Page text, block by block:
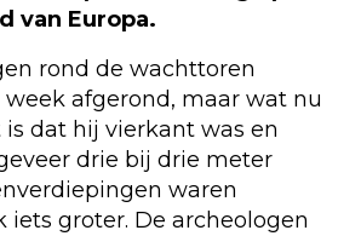
van Europa.
rond de wachttoren
afgerond, maar wat nu
dat hij vierkant was en
drie bij drie meter
waren
iets groter. De archeologen